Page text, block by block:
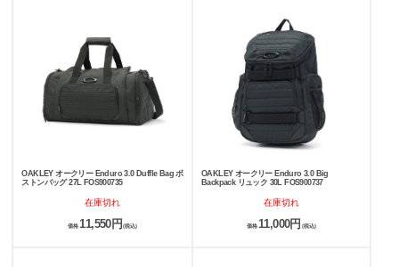
OAKLEY オークリー Enduro 3.0 Duffle Bag ボ
ストンバッグ 27L FOS900735
在庫切れ
価格 11,550円 (税込)
OAKLEY オークリー Enduro 3.0 Big
Backpack リュック 30L FOS900737
在庫切れ
価格11,000円 (税込)